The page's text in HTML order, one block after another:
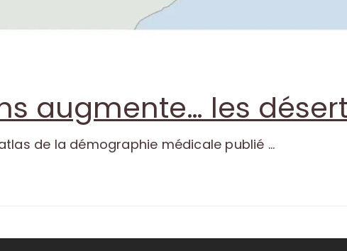
augmente… les
de la démographie médicale publié …